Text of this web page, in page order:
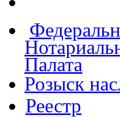
Палата
Розыск
Реестр